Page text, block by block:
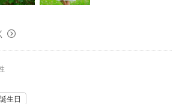
は躍動感があり、色鮮やかで、その日の思
に映されたような、素敵なものとなりまし
際は、せっきーさんにお願いしたいと考え
とうございました！
誕生日